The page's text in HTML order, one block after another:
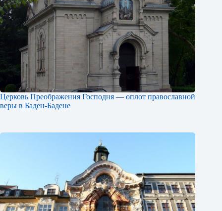
Церковь Преображения Господня — оплот православной
веры в Баден-Бадене